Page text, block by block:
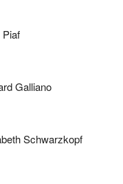
Piaf
Galliano
Schwarzkopf